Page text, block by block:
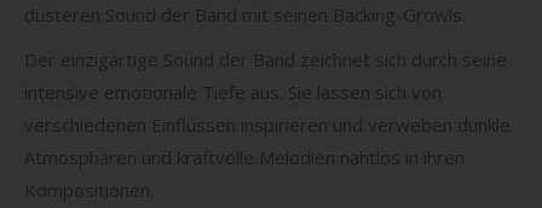
düsteren Sound der Band mit seinen Backing-Growls.
Der einzigartige Sound der Band zeichnet sich durch seine
intensive emotionale Tiefe aus. Sie lassen sich von
verschiedenen Einflüssen inspirieren und verweben dunkle
Atmosphären und kraftvolle Melodien nahtlos in ihren
Kompositionen.